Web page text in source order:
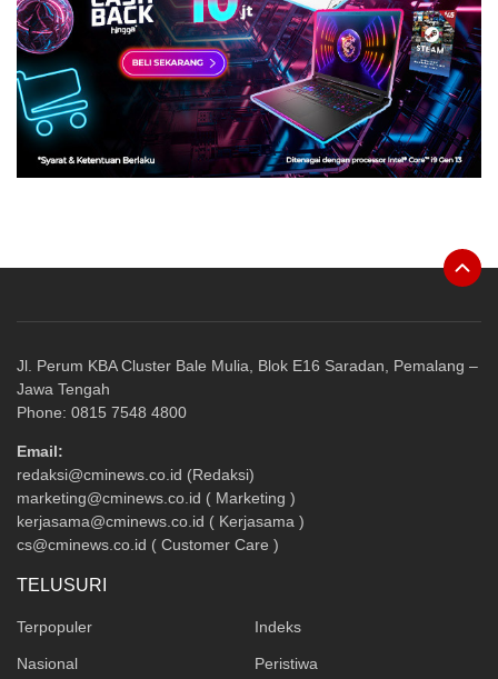
Jl. Perum KBA Cluster Bale Mulia, Blok E16 Saradan, Pemalang –
Jawa Tengah
Phone: 0815 7548 4800
Email:
redaksi@cminews.co.id (Redaksi)
marketing@cminews.co.id ( Marketing )
kerjasama@cminews.co.id ( Kerjasama )
cs@cminews.co.id ( Customer Care )
TELUSURI
Terpopuler Indeks
Nasional Peristiwa